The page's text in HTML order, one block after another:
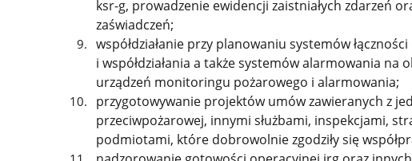
ksr-g, prowadzenie ewidencji zaistniałych zdarzeń
zaświadczeń;
współdziałanie przy planowaniu systemów
i współdziałania a także systemów alarmowania na
urządzeń monitoringu pożarowego i alarmowania;
przygotowywanie projektów umów zawieranych z
przeciwpożarowej, innymi służbami, inspekcjami,
podmiotami, które dobrowolnie zgodziły się